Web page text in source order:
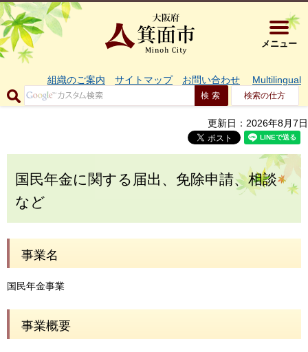
大阪府箕
メニュー
組織のご案内 サイトマップ お問い合わせ Multilingual
検索の仕方
更新日：2026年8月7日
国民年金に関する届出、免除申請、相談
など
事業名
国民年金事業
事業概要